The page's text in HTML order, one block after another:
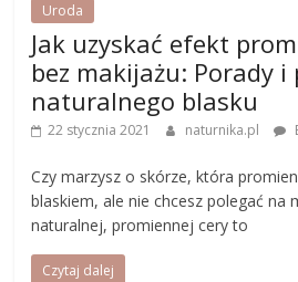
Uroda
Jak uzyskać efekt
bez makijażu: Porady
naturalnego blasku
22 stycznia 2021 naturnika.pl
Czy marzysz o skórze, która
blaskiem, ale nie chcesz polegać na
naturalnej, promiennej cery to
Czytaj dalej